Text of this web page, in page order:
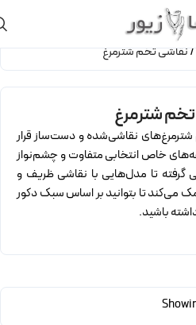
/نقاشی تخم شترمرغ
شترمرغ
شترمرغ‌های نقاشی‌شده و دست‌ساز قرار
خاص انتخابی متفاوت و چشم‌نواز
گرفته تا مدل‌هایی با نقاشی ظریف و
می‌کند تا بتوانید بر اساس سبک دکور
باشید.